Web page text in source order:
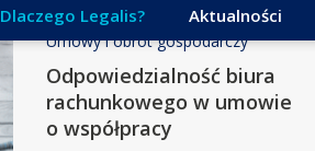
Dlaczego Legalis? Aktualności
Umowy i obrót gospodarczy
Odpowiedzialność biura
rachunkowego w umowie
o współpracy